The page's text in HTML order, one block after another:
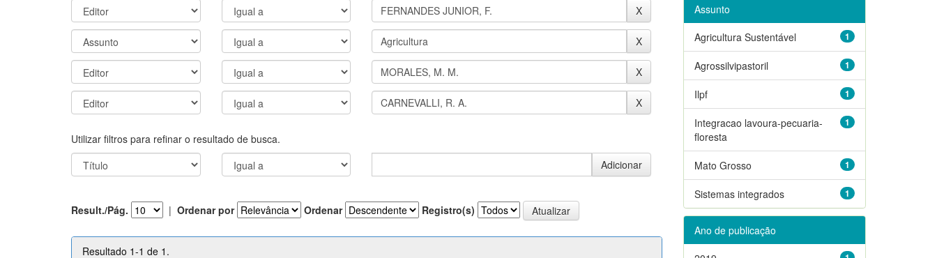
Utilizar filtros para refinar o resultado de busca.
Result./Pág. | Ordenar por Ordenar Registro(s)
Resultado 1-1 de 1.
Assunto
1
Agricultura Sustentável
1
Agrossilvipastoril
1
Ilpf
1
Integracao lavoura-pecuaria-
floresta
1
Mato Grosso
1
Sistemas integrados
Ano de publicação